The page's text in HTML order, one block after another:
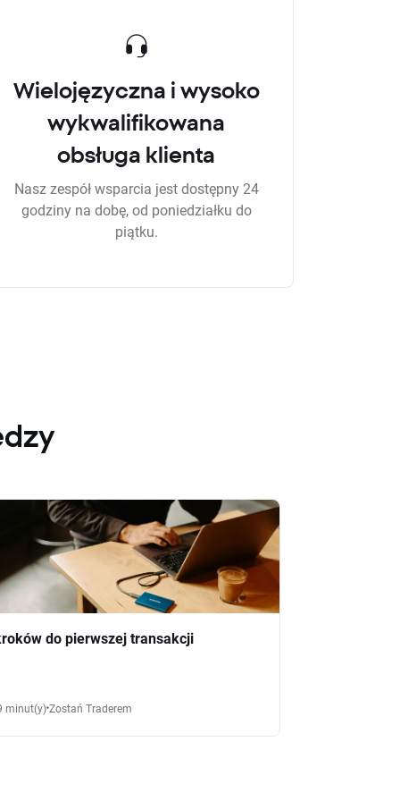
Wielojęzyczna i wysoko
wykwalifikowana
obsługa klienta
Nasz zespół wsparcia jest dostępny 24
godziny na dobę, od poniedziałku do
piątku.
do pierwszej transakcji
minut(y) Zostań Traderem